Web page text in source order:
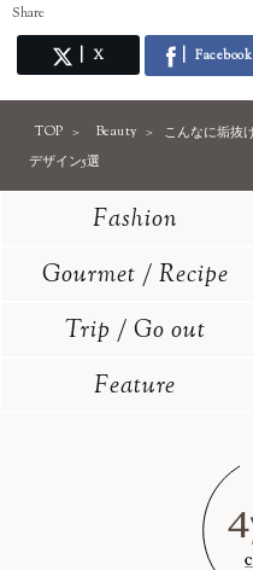
Share
X Facebook
TOP Beauty
こんなに垢抜
デザイン5選
Fashion
Gourmet / Recipe
Trip / Go out
Feature